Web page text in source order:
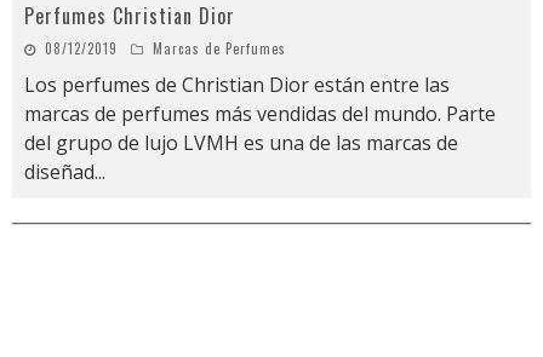
Perfumes Christian Dior
08/12/2019 Marcas de Perfumes
Los perfumes de Christian Dior están entre las
marcas de perfumes más vendidas del mundo. Parte
del grupo de lujo LVMH es una de las marcas de
diseñad...